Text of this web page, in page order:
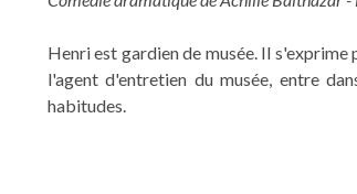
Henri est gardien de musée. Il
l'agent d'entretien du musée, entre
habitudes.